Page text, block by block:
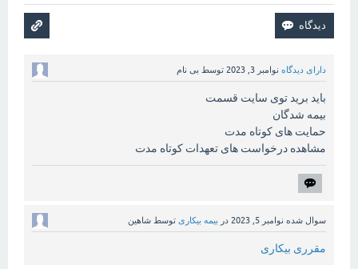
دارای دیدگاه نوامبر 3, 2023 توسط بی نام
باید برید توی سایت قسمت
بیمه شدگان
حمایت های کوتاه مدت
مشاهده درخواست های تعهدات کوتاه مدت
سوال شده نوامبر 5, 2023 در بیمه بیکاری توسط شاهین
مقرری بیکاری